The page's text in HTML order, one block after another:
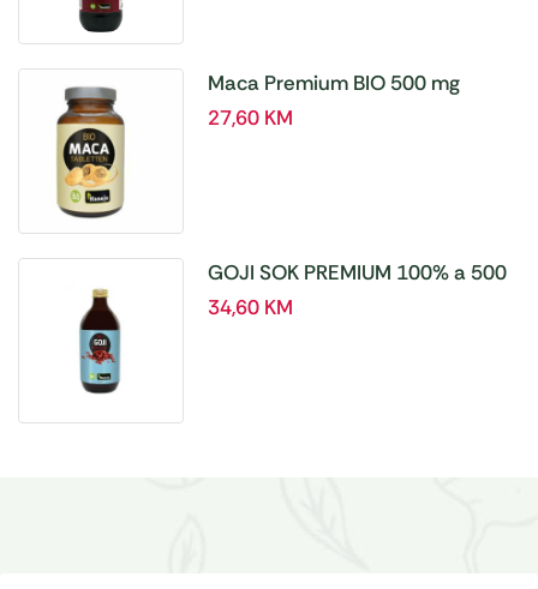
Maca Premium BIO 500 mg
tablete, a180 tbl – Hanoju
27,60 KM
GOJI SOK PREMIUM 100% a 500
ml
34,60 KM